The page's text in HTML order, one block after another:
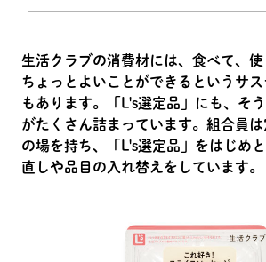
生活クラブの消費材には、食べて、
ちょっとよいことができるというサ
もあります。「L's選定品」にも、そ
がたくさん詰まっています。組合員
の場を持ち、「L's選定品」をはじめ
直しや品目の入れ替えをしています。